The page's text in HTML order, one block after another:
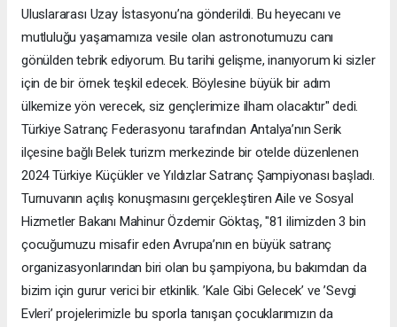
Uluslararası Uzay İstasyonu’na gönderildi. Bu heyecanı ve
mutluluğu yaşamamıza vesile olan astronotumuzu canı
gönülden tebrik ediyorum. Bu tarihi gelişme, inanıyorum ki sizler
için de bir örnek teşkil edecek. Böylesine büyük bir adım
ülkemize yön verecek, siz gençlerimize ilham olacaktır" dedi.
Türkiye Satranç Federasyonu tarafından Antalya’nın Serik
ilçesine bağlı Belek turizm merkezinde bir otelde düzenlenen
2024 Türkiye Küçükler ve Yıldızlar Satranç Şampiyonası başladı.
Turnuvanın açılış konuşmasını gerçekleştiren Aile ve Sosyal
Hizmetler Bakanı Mahinur Özdemir Göktaş, "81 ilimizden 3 bin
çocuğumuzu misafir eden Avrupa’nın en büyük satranç
organizasyonlarından biri olan bu şampiyona, bu bakımdan da
bizim için gurur verici bir etkinlik. ’Kale Gibi Gelecek’ ve ’Sevgi
Evleri’ projelerimizle bu sporla tanışan çocuklarımızın da